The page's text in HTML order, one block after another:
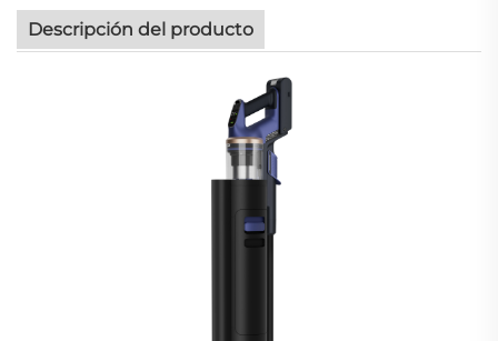
Descripción del producto